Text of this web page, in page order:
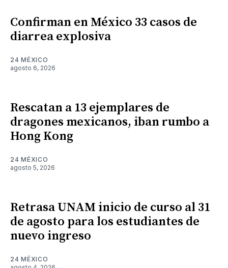
Confirman en México 33 casos de
diarrea explosiva
24 MÉXICO
agosto 6, 2026
Rescatan a 13 ejemplares de
dragones mexicanos, iban rumbo a
Hong Kong
24 MÉXICO
agosto 5, 2026
Retrasa UNAM inicio de curso al 31
de agosto para los estudiantes de
nuevo ingreso
24 MÉXICO